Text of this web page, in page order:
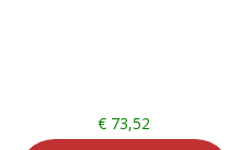
€ 73,52